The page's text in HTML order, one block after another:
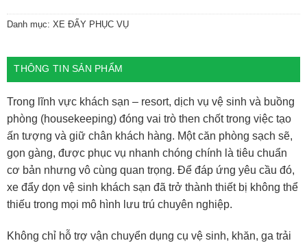
Danh mục: XE ĐẨY PHỤC VỤ
THÔNG TIN SẢN PHẨM
Trong lĩnh vực khách sạn – resort, dịch vụ vệ sinh và buồng
phòng (housekeeping) đóng vai trò then chốt trong việc tạo
ấn tượng và giữ chân khách hàng. Một căn phòng sạch sẽ,
gọn gàng, được phục vụ nhanh chóng chính là tiêu chuẩn
cơ bản nhưng vô cùng quan trọng. Để đáp ứng yêu cầu đó,
xe đẩy dọn vệ sinh khách sạn đã trở thành thiết bị không thể
thiếu trong mọi mô hình lưu trú chuyên nghiệp.
Không chỉ hỗ trợ vận chuyển dụng cụ vệ sinh, khăn, ga trải